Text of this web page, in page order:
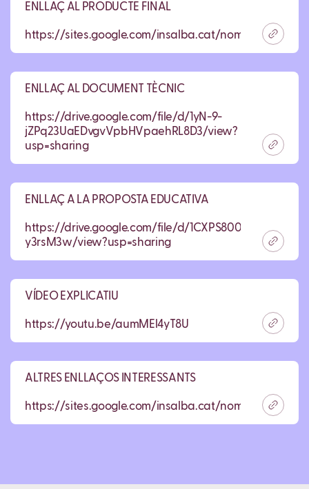
ENLLAÇ AL PRODUCTE FINAL
https://sites.google.com/insalba.cat/
ENLLAÇ AL DOCUMENT TÈCNIC
https://drive.google.com/file/d/1yN-9-
jZPq23UaEDvgvVpbHVpaehRL8D3/view?
usp=sharing
ENLLAÇ A LA PROPOSTA EDUCATIVA
https://drive.google.com/file/d/
y3rsM3w/view?usp=sharing
VÍDEO EXPLICATIU
https://youtu.be/aumMEl4yT8U
ALTRES ENLLAÇOS INTERESSANTS
https://sites.google.com/insalba.cat/